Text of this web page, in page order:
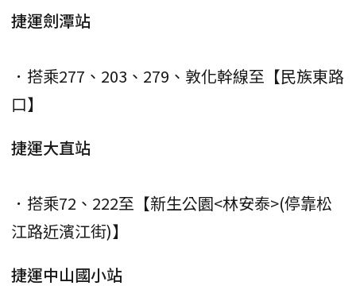
捷運劍潭站
．搭乘277、203、279、敦化幹線至【民族東路
口】
捷運大直站
．搭乘72、222至【新生公園<林安泰>(停靠松
江路近濱江街)】
捷運中山國小站